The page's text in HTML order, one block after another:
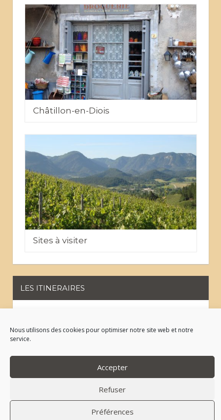
Nous utilisons des cookies pour optimiser notre site web et notre
service.
Accepter
Refuser
Préférences
Châtillon-en-Diois
Sites à visiter
LES ITINERAIRES
Sur les pas des Huguenots